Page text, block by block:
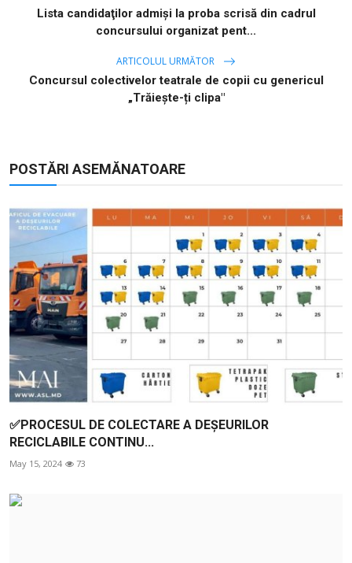
Lista candidaţilor admişi la proba scrisă din cadrul
concursului organizat pent...
ARTICOLUL URMĂTOR
Concursul colectivelor teatrale de copii cu genericul
„Trăiește-ți clipa"
POSTĂRI ASEMĂNATOARE
✅PROCESUL DE COLECTARE A DEȘEURILOR
RECICLABILE CONTINU...
May 15, 2024 73